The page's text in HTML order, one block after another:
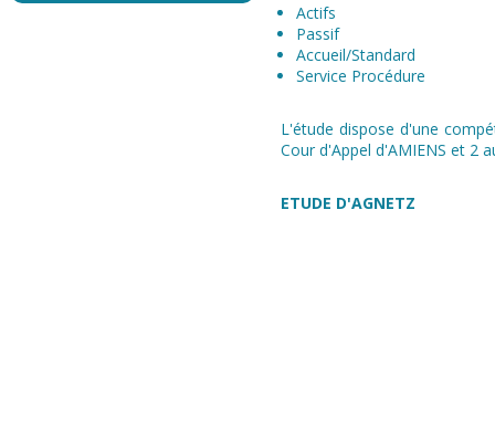
Actifs
Passif
Accueil/Standard
Service Procédure
L'étude dispose d'une
Cour d'Appel d'AMIENS et 2
ETUDE D'AGNETZ